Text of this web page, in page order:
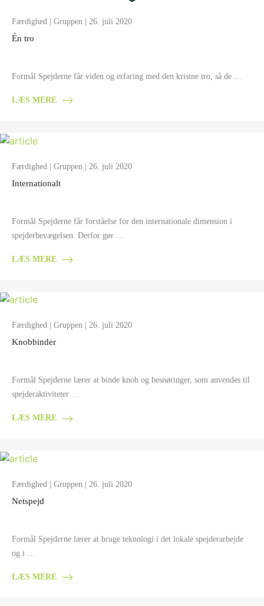
Færdighed Gruppen | 26. juli 2020
Én tro
Formål Spejderne får viden og erfaring med den kristne tro, så de …
LÆS MERE
Færdighed | Gruppen | 26. juli 2020
Internationalt
Formål Spejderne får forståelse for den internationale dimension i
spejderbevægelsen. Derfor gør …
LÆS MERE
Færdighed Gruppen | 26. juli 2020
Knobbinder
Formål Spejderne lærer at binde knob og besnøringer, som anvendes til
spejderaktiviteter …
LÆS MERE
Færdighed Gruppen | 26. juli 2020
Netspejd
Formål Spejderne lærer at bruge teknologi i det lokale spejderarbejde
og i …
LÆS MERE